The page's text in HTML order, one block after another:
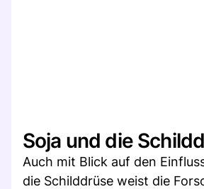
Soja und die
Auch mit Blick auf den
die Schilddrüse weist die